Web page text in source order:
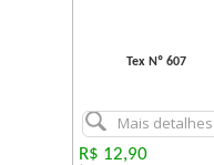
Tex Nº 607
Mais detalhes
R$ 12,90